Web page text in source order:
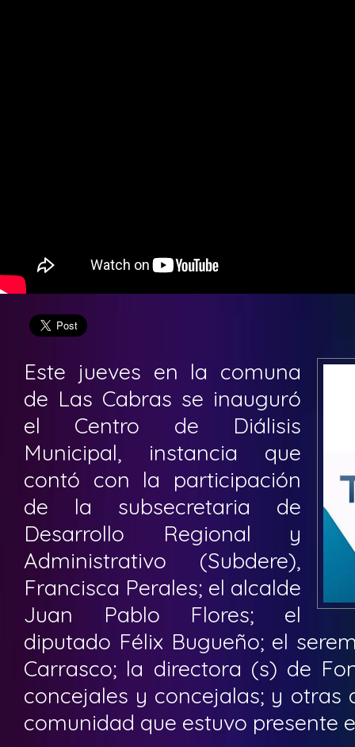
Este jueves en la comuna
de Las Cabras se inauguró
el Centro de Diálisis
Municipal, instancia que
contó con la participación
de la subsecretaria de
Desarrollo Regional y
Administrativo (Subdere),
Francisca Perales; el alcalde
Juan Pablo Flores; el
diputado Félix Bugueño; el
Carrasco; la directora (s) de
concejales y concejalas; y otras
comunidad que estuvo presente